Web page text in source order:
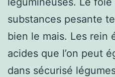
substances pesante
bien le mais. Les rein
acides que l’on peut
dans sécurisé